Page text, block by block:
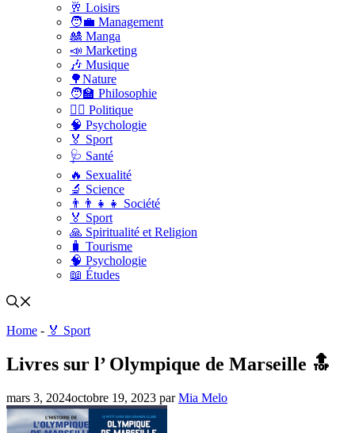
🥂 Loisirs
🧑‍💼 Management
🎎 Manga
📣 Marketing
🎶 Musique
🌳Nature
🧑‍🏫 Philosophie
👨‍⚖️ Politique
🧠 Psychologie
🏅 Sport
🩺 Santé
🔥 Sexualité
🔬 Science
👨‍👨‍👧‍👧 Société
🏅 Sport
🙏 Spiritualité et Religion
🧳 Tourisme
🧠 Psychologie
📖 Études
Home - 🏅 Sport
Livres sur l’ Olympique de Marseille 🔝
mars 3, 2024octobre 19, 2023 parMia Melo